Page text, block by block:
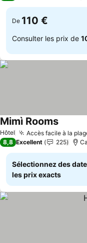
De 110 €
Consulter les prix de
Hôtel Accès facile à la
Mimì Rooms
8,8 Excellent 225
Sélectionnez des
les prix exacts